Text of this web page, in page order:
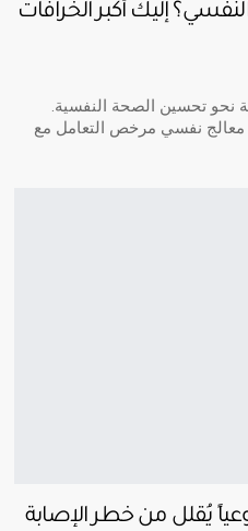
إليك أكبر الخرافات
نحو تحسين الصحة النفسية.
معالج نفسي مرخص التعامل مع
يُقلل من خطر الإصابة